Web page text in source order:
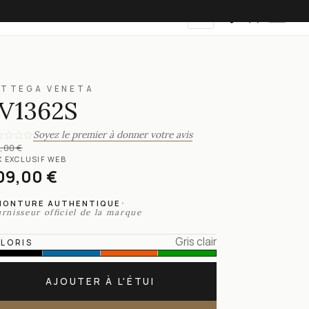
VENETA
Soyez le premier à donner votre avis
€
EXCLUSIF WEB
€
AUTHENTIQUE ·
officiel de la marque
Gris clair
AJOUTER À L'ÉTUI